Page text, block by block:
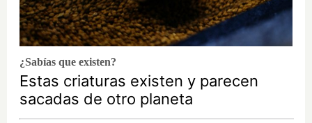
¿Sabías que existen?
Estas criaturas existen y parecen
sacadas de otro planeta